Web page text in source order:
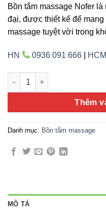
Bồn tắm massage Nofer
đại, được thiết kế để
massage tuyệt vời trong
HN 0936 091 666 HCM
Nofer NG-3140D/DP số lượng
Thêm
Danh mục: Bồn tắm massage
MÔ TẢ